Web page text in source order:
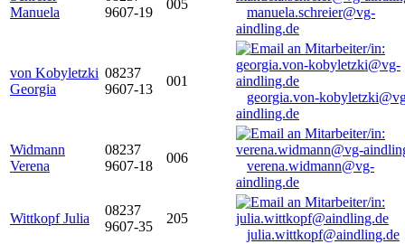
Manuela
9607-19
005
manuela.schreier@vg-
aindling.de
von Kobyletzki
Georgia
08237
9607-13
001
georgia.von-
aindling.de
Widmann
Verena
08237
9607-18
006
verena.widmann@vg-
aindling.de
Wittkopf Julia
08237
9607-35
205
julia.wittkopf@aindling.de